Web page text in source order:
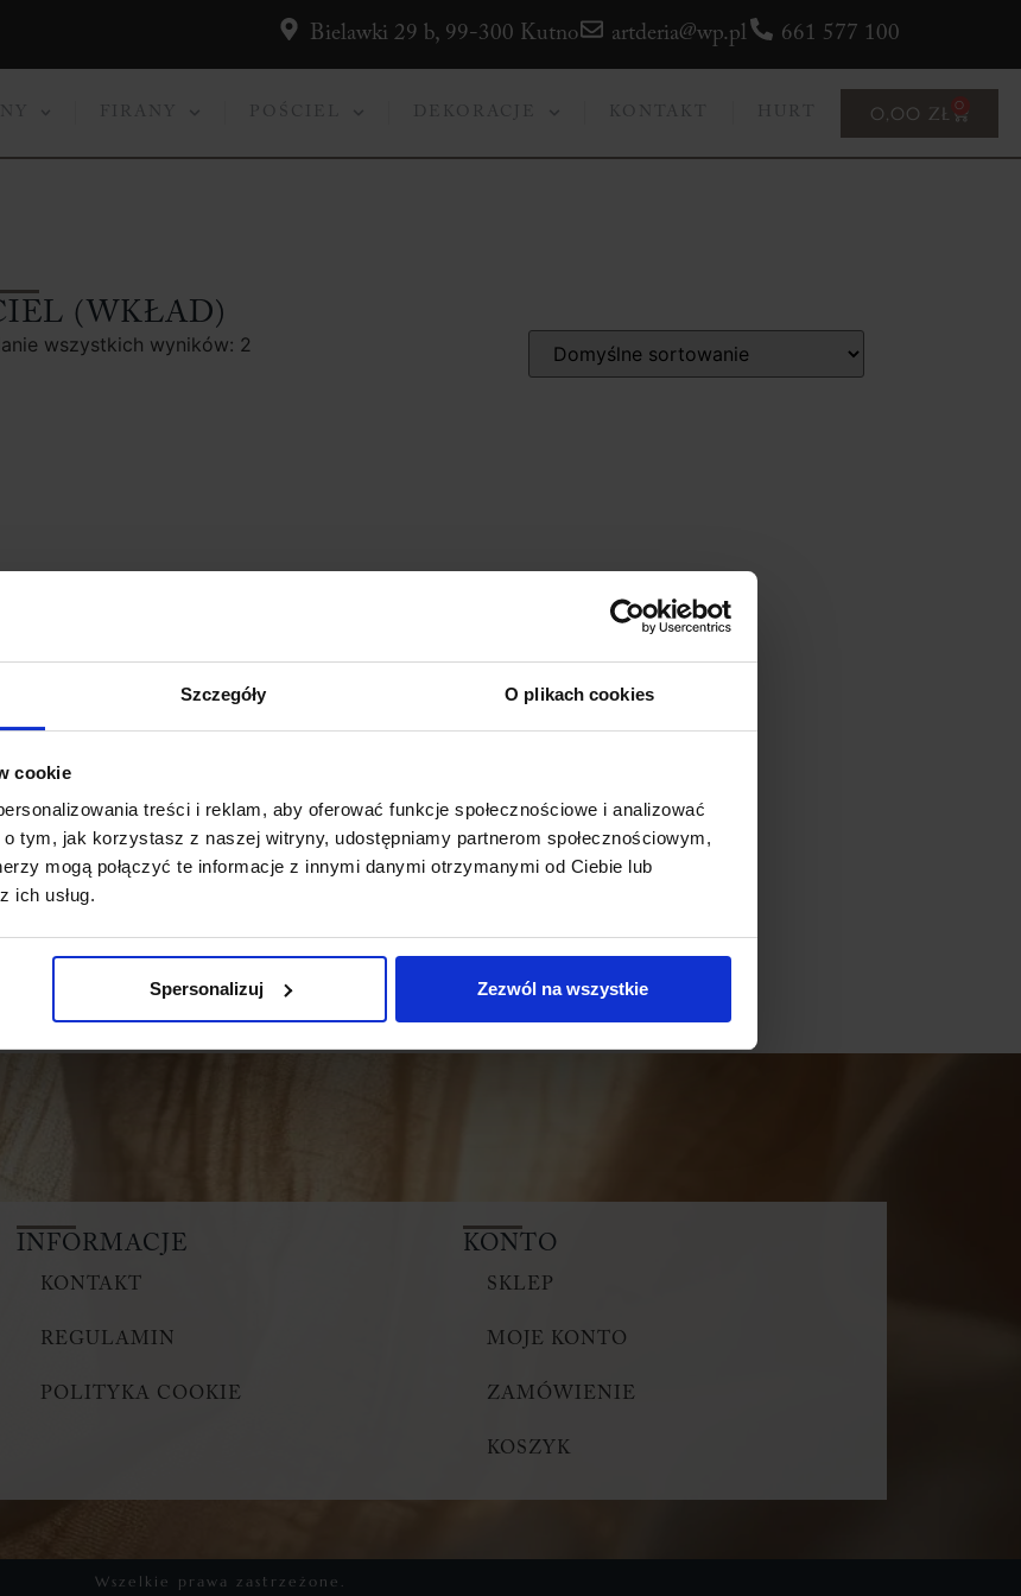
Szczegóły O plikach cookies
cookie
treści i reklam, aby oferować funkcje społecznościowe i analizować
tym, jak korzystasz z naszej witryny, udostępniamy partnerom społecznościowym,
mogą połączyć te informacje z innymi danymi otrzymanymi od Ciebie lub
ich usług.
Spersonalizuj Zezwól na wszystkie
Bielawki 29 b, 99-300 Kutno artderia@wp.pl 661 577 100
FIRANY POŚCIEL DEKORACJE KONTAKT HURT 0,00 ZŁ 0
(WKŁAD)
wszystkich wyników: 2
CM |
zł
ANTYALERGICZNA
INFORMACJE
KONTAKT
REGULAMIN
POLITYKA COOKIE
KONTO
SKLEP
MOJE KONTO
ZAMÓWIENIE
KOSZYK
Wszelkie prawa zastrzeżone.